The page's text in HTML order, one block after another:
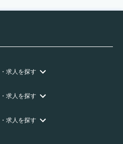
求人を探す
求人を探す
求人を探す